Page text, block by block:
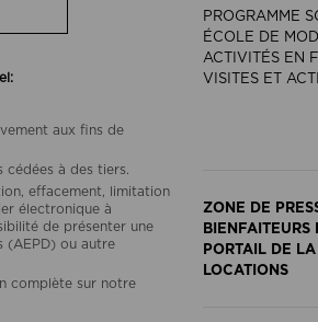
aux fins de
cédées à des tiers.
effacement, limitation
électronique à
de présenter une
(AEPD) ou autre
complète sur notre
PROGRAMME
ÉCOLE DE
ACTIVITÉS EN
VISITES ET
ZONE DE
BIENFAITEURS
PORTAIL DE
LOCATIONS